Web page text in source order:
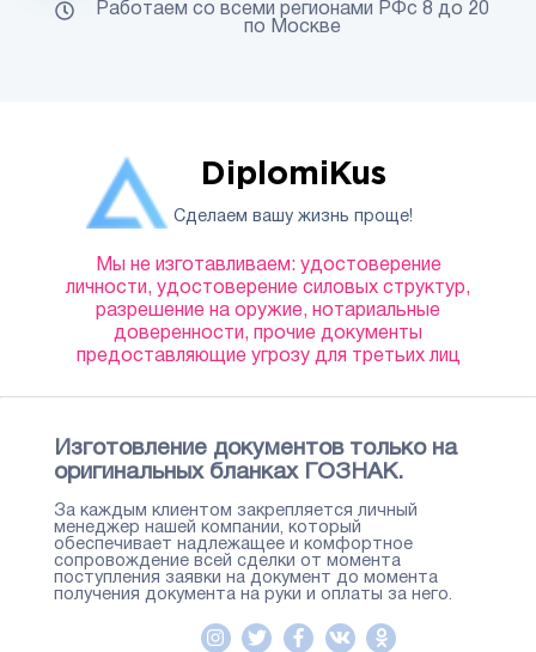
DiplomiKus
Сделаем вашу жизнь проще!
Мы не изготавливаем: удостоверение
личности, удостоверение силовых структур,
разрешение на оружие, нотариальные
доверенности, прочие документы
предоставляющие угрозу для третьих лиц
Изготовление документов только на
оригинальных бланках ГОЗНАК.
За каждым клиентом закрепляется личный
менеджер нашей компании, который
обеспечивает надлежащее и комфортное
сопровождение всей сделки от момента
поступления заявки на документ до момента
получения документа на руки и оплаты за него.
Работаем со всеми регионами РФс 8 до 20
по Москве